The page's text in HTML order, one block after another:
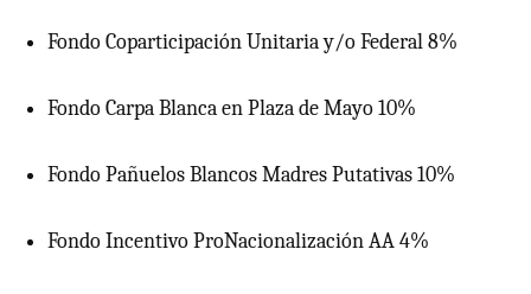
Fondo Coparticipación Unitaria y/o Federal 8%
Fondo Carpa Blanca en Plaza de Mayo 10%
Fondo Pañuelos Blancos Madres Putativas 10%
Fondo Incentivo ProNacionalización AA 4%